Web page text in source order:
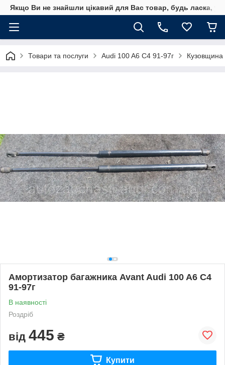
Якщо Ви не знайшли цікавий для Вас товар, будь ласка,
Товари та послуги Audi 100 A6 C4 91-97г Кузовщина
Амортизатор багажника Avant Audi 100 A6 C4
91-97г
В наявності
Роздріб
від 445 ₴
Купити